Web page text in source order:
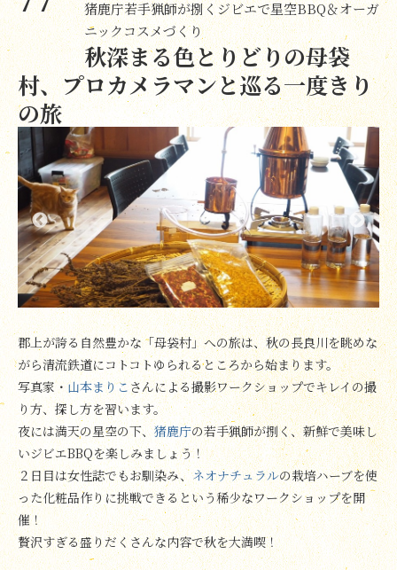
猪鹿庁若手猟師が捌くジビエで星空BBQ＆オーガ
ニックコスメづくり
秋深まる色とりどりの母袋
村、プロカメラマンと巡る一度きり
の旅
郡上が誇る自然豊かな「母袋村」への旅は、秋の長良川を眺めな
がら清流鉄道にコトコトゆられるところから始まります。
写真家・山本まりこ さんによる撮影ワークショップでキレイの撮
り方、探し方を習います。
夜には満天の星空の下、猪鹿庁の若手猟師が捌く、新鮮で美味し
いジビエBBQを楽しみましょう！
２日目は女性誌でもお馴染み、ネオナチュラルの栽培ハーブを使
った化粧品作りに挑戦できるという稀少なワークショップを開
催！
贅沢すぎる盛りだくさんな内容で秋を大満喫！